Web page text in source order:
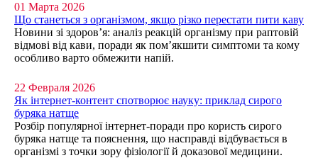
01 Марта 2026
Що станеться з організмом, якщо різко перестати пити каву
Новини зі здоров’я: аналіз реакцій організму при раптовій
відмові від кави, поради як пом’якшити симптоми та кому
особливо варто обмежити напій.
22 Февраля 2026
Як інтернет-контент спотворює науку: приклад сирого
буряка натще
Розбір популярної інтернет-поради про користь сирого
буряка натще та пояснення, що насправді відбувається в
організмі з точки зору фізіології й доказової медицини.